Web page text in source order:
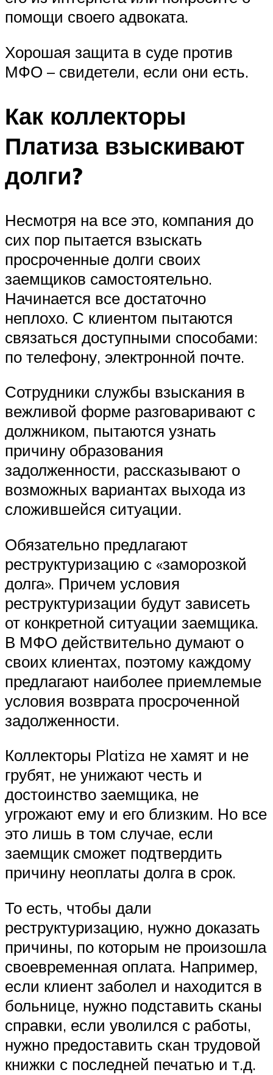
помощи своего адвоката.
Хорошая защита в суде против
МФО – свидетели, если они есть.
Как коллекторы
Платиза взыскивают
долги?
Несмотря на все это, компания до
сих пор пытается взыскать
просроченные долги своих
заемщиков самостоятельно.
Начинается все достаточно
неплохо. С клиентом пытаются
связаться доступными способами:
по телефону, электронной почте.
Сотрудники службы взыскания в
вежливой форме разговаривают с
должником, пытаются узнать
причину образования
задолженности, рассказывают о
возможных вариантах выхода из
сложившейся ситуации.
Обязательно предлагают
реструктуризацию с «заморозкой
долга». Причем условия
реструктуризации будут зависеть
от конкретной ситуации заемщика.
В МФО действительно думают о
своих клиентах, поэтому каждому
предлагают наиболее приемлемые
условия возврата просроченной
задолженности.
Коллекторы Platiza не хамят и не
грубят, не унижают честь и
достоинство заемщика, не
угрожают ему и его близким. Но все
это лишь в том случае, если
заемщик сможет подтвердить
причину неоплаты долга в срок.
То есть, чтобы дали
реструктуризацию, нужно доказать
причины, по которым не произошла
своевременная оплата. Например,
если клиент заболел и находится в
больнице, нужно подставить сканы
справки, если уволился с работы,
нужно предоставить скан трудовой
книжки с последней печатью и т.д.